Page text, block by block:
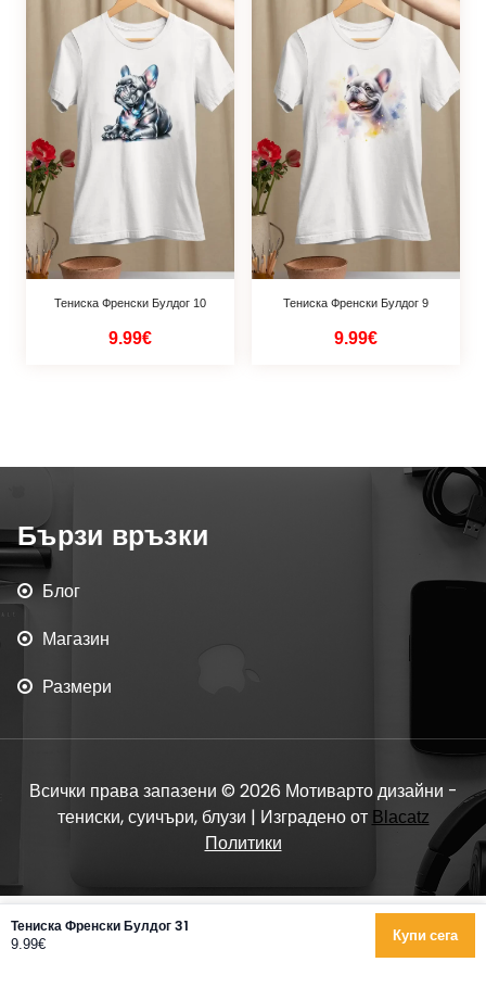
Тениска Френски Булдог 10
9.99€
Тениска Френски Булдог 9
9.99€
Бързи връзки
Блог
Магазин
Размери
Всички права запазени © 2026 Мотиварто дизайни -
тениски, суичъри, блузи | Изградено от Blacatz
Политики
Тениска Френски Булдог 31
9.99€ Купи сега